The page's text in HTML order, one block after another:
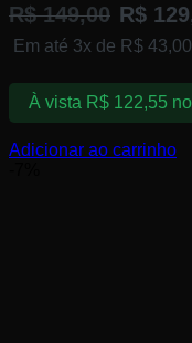
R$149,00 R$
Em até 3x de R$ 43,00
À vista R$122,55
Adicionar ao carrinho